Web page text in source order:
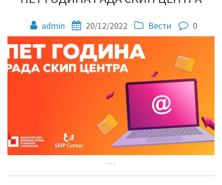
admin 20/12/2022 Вести 0
…